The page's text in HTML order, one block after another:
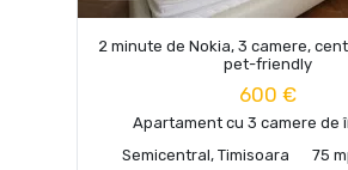
2 minute de Nokia, 3 camere,
pet-friendly
600 €
Apartament cu 3 camere de
Semicentral, Timisoara
75